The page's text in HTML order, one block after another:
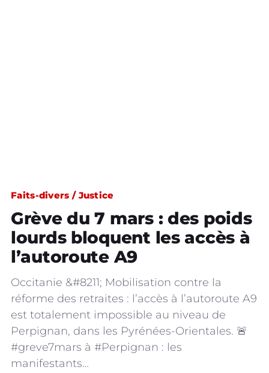
Faits-divers / Justice
Grève du 7 mars : des poids
lourds bloquent les accès à
l’autoroute A9
Occitanie &#8211; Mobilisation contre la
réforme des retraites : l’accès à l’autoroute A9
est totalement impossible au niveau de
Perpignan, dans les Pyrénées-Orientales. 🚨
#greve7mars à #Perpignan : les
manifestants…